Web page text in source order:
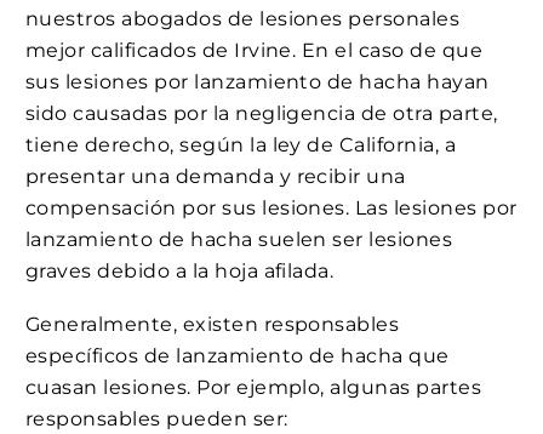
nuestros abogados de lesiones personales
mejor calificados de Irvine. En el caso de que
sus lesiones por lanzamiento de hacha hayan
sido causadas por la negligencia de otra parte,
tiene derecho, según la ley de California, a
presentar una demanda y recibir una
compensación por sus lesiones. Las lesiones por
lanzamiento de hacha suelen ser lesiones
graves debido a la hoja afilada.
Generalmente, existen responsables
específicos de lanzamiento de hacha que
cuasan lesiones. Por ejemplo, algunas partes
responsables pueden ser: